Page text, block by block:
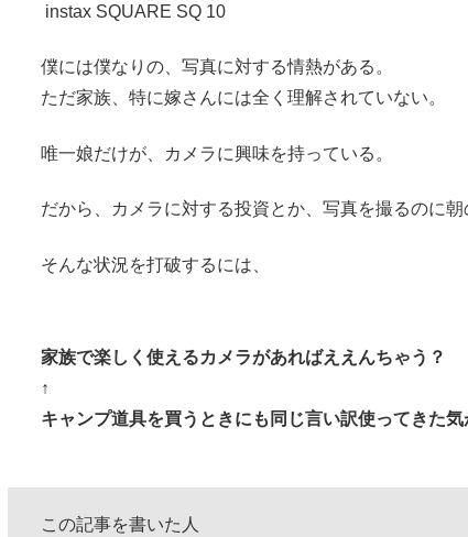
instax SQUARE SQ 10
僕には僕なりの、写真に対する情熱がある。
ただ家族、特に嫁さんには全く理解されていない。
唯一娘だけが、カメラに興味を持っている。
だから、カメラに対する投資とか、写真を撮るのに
そんな状況を打破するには、
家族で楽しく使えるカメラがあればええんちゃう？
↑
キャンプ道具を買うときにも同じ言い訳使ってきた気
この記事を書いた人